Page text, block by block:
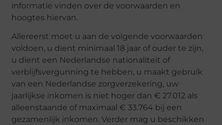
informatie vinden over de voorwaarden en
hoogtes hiervan.
Allereerst moet u aan de volgende voorwaarden
voldoen, u dient minimaal 18 jaar of ouder te zijn,
u dient een Nederlandse nationaliteit of
verblijfsvergunning te hebben, u maakt gebruik
van een Nederlandse zorgverzekering, uw
jaarlijkse inkomen is niet hoger dan € 27.012 als
alleenstaande of maximaal € 33.764 bij een
gezamenlijk inkomen. Verder mag u beschikken